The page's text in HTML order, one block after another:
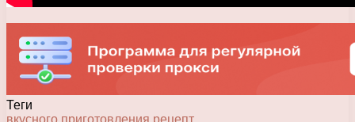
Теги
вкусного приготовления рецепт